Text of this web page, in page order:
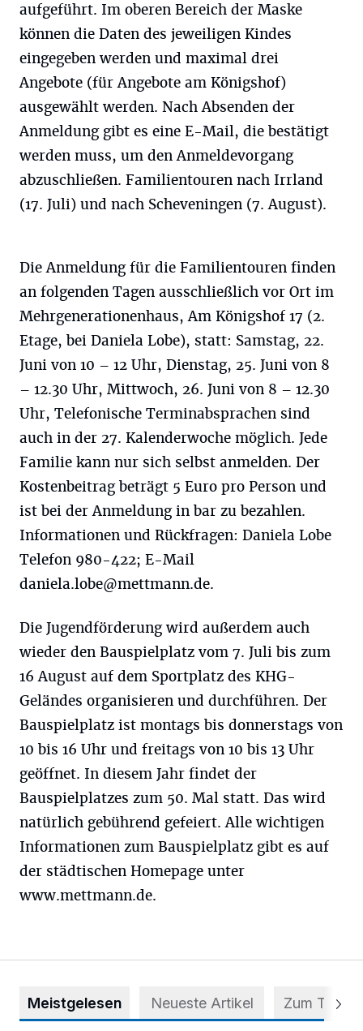
aufgeführt. Im oberen Bereich der Maske
können die Daten des jeweiligen Kindes
eingegeben werden und maximal drei
Angebote (für Angebote am Königshof)
ausgewählt werden. Nach Absenden der
Anmeldung gibt es eine E-Mail, die bestätigt
werden muss, um den Anmeldevorgang
abzuschließen. Familientouren nach Irrland
(17. Juli) und nach Scheveningen (7. August).
Die Anmeldung für die Familientouren finden
an folgenden Tagen ausschließlich vor Ort im
Mehrgenerationenhaus, Am Königshof 17 (2.
Etage, bei Daniela Lobe), statt: Samstag, 22.
Juni von 10 – 12 Uhr, Dienstag, 25. Juni von 8
– 12.30 Uhr, Mittwoch, 26. Juni von 8 – 12.30
Uhr, Telefonische Terminabsprachen sind
auch in der 27. Kalenderwoche möglich. Jede
Familie kann nur sich selbst anmelden. Der
Kostenbeitrag beträgt 5 Euro pro Person und
ist bei der Anmeldung in bar zu bezahlen.
Informationen und Rückfragen: Daniela Lobe
Telefon 980-422; E-Mail
daniela.lobe@mettmann.de.
Die Jugendförderung wird außerdem auch
wieder den Bauspielplatz vom 7. Juli bis zum
16 August auf dem Sportplatz des KHG-
Geländes organisieren und durchführen. Der
Bauspielplatz ist montags bis donnerstags von
10 bis 16 Uhr und freitags von 10 bis 13 Uhr
geöffnet. In diesem Jahr findet der
Bauspielplatzes zum 50. Mal statt. Das wird
natürlich gebührend gefeiert. Alle wichtigen
Informationen zum Bauspielplatz gibt es auf
der städtischen Homepage unter
www.mettmann.de.
Meistgelesen Neueste Artikel Zum Thema